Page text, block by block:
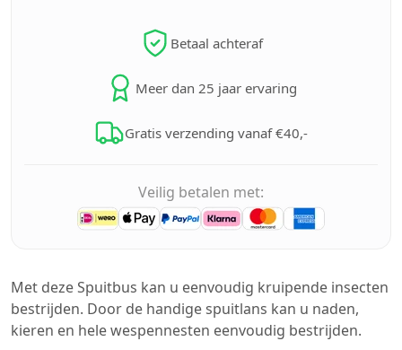
Betaal achteraf
Meer dan 25 jaar ervaring
Gratis verzending vanaf €40,-
Veilig betalen met:
Met deze Spuitbus kan u eenvoudig kruipende insecten
bestrijden. Door de handige spuitlans kan u naden,
kieren en hele wespennesten eenvoudig bestrijden.